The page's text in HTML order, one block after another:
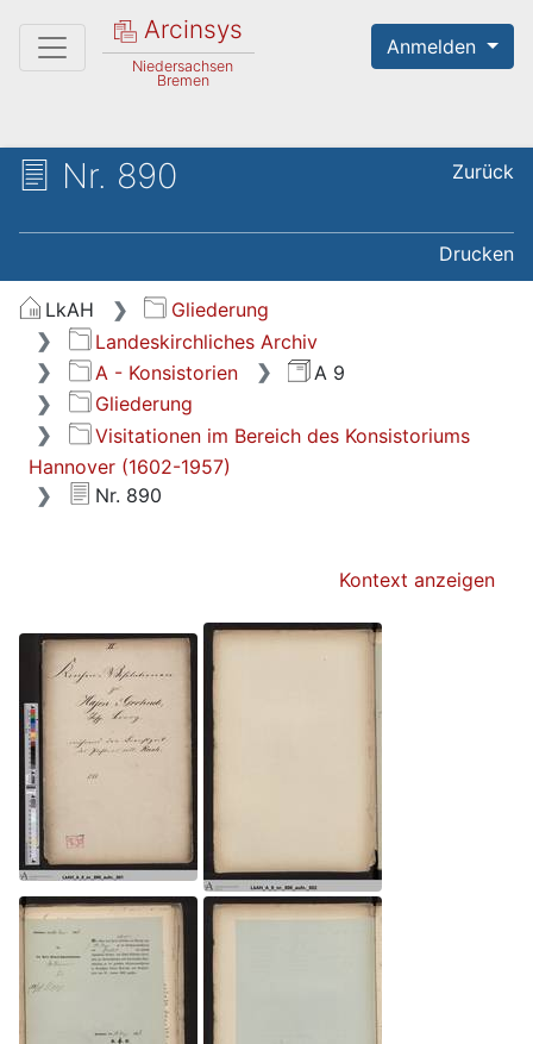
Arcinsys
Niedersachsen
Bremen
Anmelden
Nr. 890 Zurück
Drucken
LkAH
Gliederung
Landeskirchliches Archiv
A - Konsistorien
A 9
Gliederung
Visitationen im Bereich des Konsistoriums
Hannover (1602-1957)
Nr. 890
Kontext anzeigen